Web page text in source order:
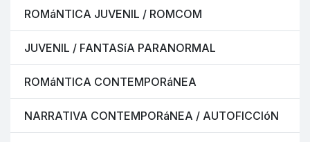
ROMáNTICA JUVENIL / ROMCOM
JUVENIL / FANTASíA PARANORMAL
ROMáNTICA CONTEMPORáNEA
NARRATIVA CONTEMPORáNEA / AUTOFICCIóN